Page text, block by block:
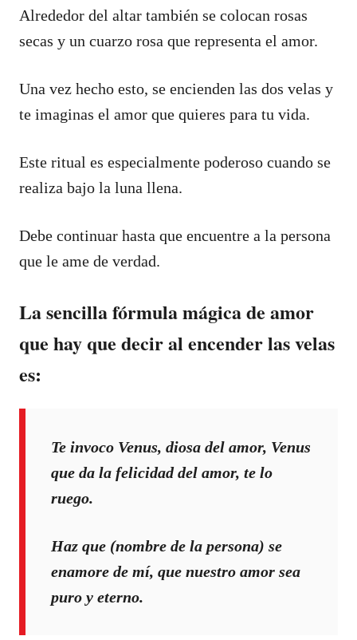
Alrededor del altar también se colocan rosas
secas y un cuarzo rosa que representa el amor.
Una vez hecho esto, se encienden las dos velas y
te imaginas el amor que quieres para tu vida.
Este ritual es especialmente poderoso cuando se
realiza bajo la luna llena.
Debe continuar hasta que encuentre a la persona
que le ame de verdad.
La sencilla fórmula mágica de amor
que hay que decir al encender las velas
es:
Te invoco Venus, diosa del amor, Venus
que da la felicidad del amor, te lo
ruego.
Haz que (nombre de la persona) se
enamore de mí, que nuestro amor sea
puro y eterno.